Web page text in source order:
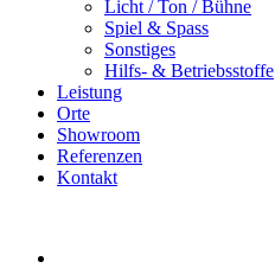
Licht / Ton / Bühne
Spiel & Spass
Sonstiges
Hilfs- & Betriebsstoffe
Leistung
Orte
Showroom
Referenzen
Kontakt